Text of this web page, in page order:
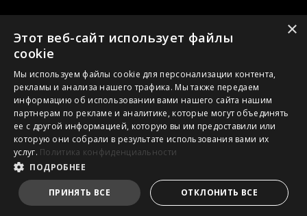
×
Этот веб-сайт использует файлы
cookie
Мы используем файлы cookie для персонализации контента,
рекламы и анализа нашего трафика. Мы также передаем
информацию об использовании вами нашего сайта нашим
партнерам по рекламе и аналитике, которые могут объединять
ее с другой информацией, которую вы им предоставили или
которую они собрали в результате использования вами их
услуг. Политика конфиденциальности
ПОДРОБНЕЕ
ПРИНЯТЬ ВСЕ ОТКЛОНИТЬ ВСЕ